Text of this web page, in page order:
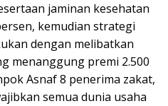
jaminan kesehatan
kemudian strategi
dengan melibatkan
menanggung premi 2.500
Asnaf 8 penerima zakat,
semua dunia usaha